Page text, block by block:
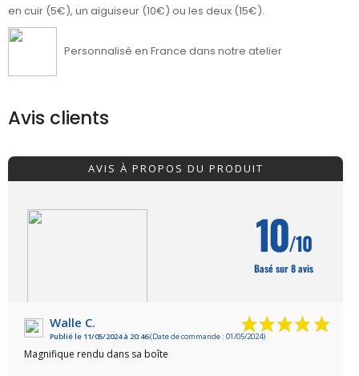
en cuir (5€), un aiguiseur (10€) ou les deux (15€).
Personnalisé en France dans notre atelier
Avis clients
AVIS À PROPOS DU PRODUIT
VOIR L'ATTESTATION
10/10
Basé sur 8 avis
Walle C.
Publié le 11/05/2024 à 20:46(Date de commande : 01/05/2024)
Magnifique rendu dans sa boîte